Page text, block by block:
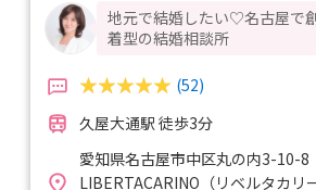
地元で結婚したい♡名古屋で
着型の結婚相談所
(52)
久屋大通駅 徒歩3分
愛知県名古屋市中区丸の内3-10-8
LIBERTACARINO（リベルタカリ